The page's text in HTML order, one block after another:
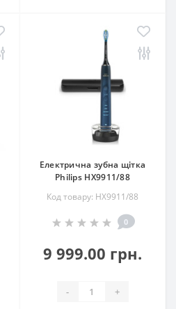
Електрична зубна щітка
Philips HX9911/88
Код товару: HX9911/88
0
9 999.00 грн.
- +